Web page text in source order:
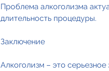
Проблема алкоголизма
длительность процедуры.
Заключение
Алкоголизм – это